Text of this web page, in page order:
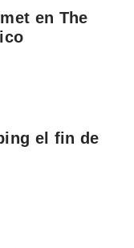
en The
el fin de